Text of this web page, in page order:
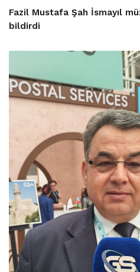
Fazil Mustafa Şah İsmayıl
bildirdi